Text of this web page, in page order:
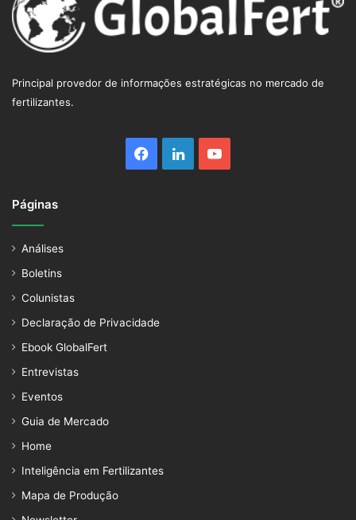
Principal provedor de informações estratégicas no mercado de
fertilizantes.
Facebook
LinkedinYouTube
Páginas
Análises
Boletins
Colunistas
Declaração de Privacidade
Ebook GlobalFert
Entrevistas
Eventos
Guia de Mercado
Home
Inteligência em Fertilizantes
Mapa de Produção